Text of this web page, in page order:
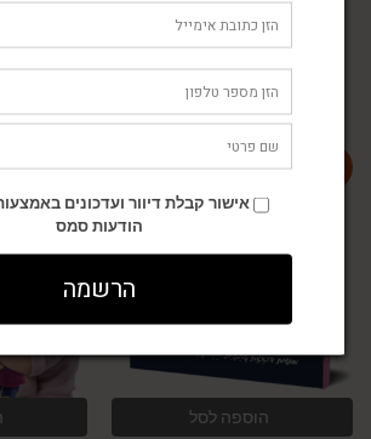
₪85.00
הוספה לסל
-72%
אישור קבלת דיוור ועדכונים
הודעות סמס
הרשמה